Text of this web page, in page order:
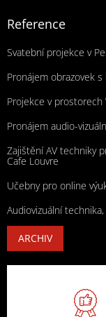
Reference
Svatební projekce v
Pronájem obrazovek
Projekce v prostorech
Pronájem audio-
Zajištění AV techniky
Cafe Louvre
Učebny pro online
Audiovizuální
ARCHIV